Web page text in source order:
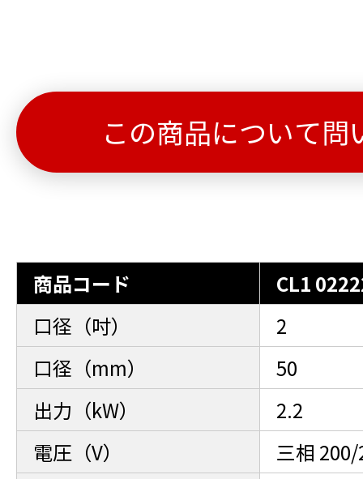
この商品について問
商品コード
CL1
口径（吋）
2
口径（mm）
50
出力（kW）
2.2
電圧（V）
三相